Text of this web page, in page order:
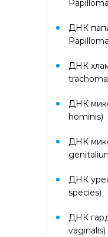
PR-10,
rBet v4)
травы»
rPhl p5b,
травы»
nArt v1 и
ДНК
ДНК
ДНК
hominis)
ДНК
ДНК
species)
ДНК
vaginalis)